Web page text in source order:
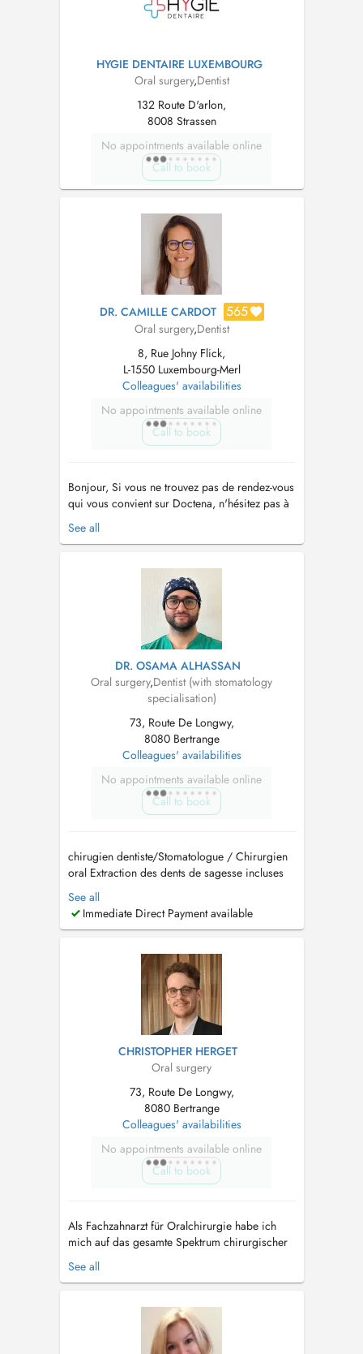
HYGIE DENTAIRE LUXEMBOURG
Oral surgery,Dentist
132 Route D'arlon,
8008 Strassen
No appointments available online
Call to book
DR. CAMILLE CARDOT 565
Oral surgery,Dentist
8, Rue Johny Flick,
L-1550 Luxembourg-Merl
Colleagues' availabilities
No appointments available online
Call to book
Bonjour, Si vous ne trouvez pas de rendez-vous
qui vous convient sur Doctena, n'hésitez pas à
nous appeler directement au cabinet +352 286
6500. Hello, If you do not find an appointment
us directly at the +352 286 6500. Extractions
See all
DR. OSAMA ALHASSAN
Oral surgery,Dentist (with stomatology
specialisation)
73, Route De Longwy,
8080 Bertrange
Colleagues' availabilities
No appointments available online
Call to book
chirugien dentiste/Stomatologue / Chirurgien
oral Extraction des dents de sagesse incluses
Implantologie et greffes osseuses (Sinus lift)
Traitement des troubles de larticulation
temporo-mandibulaire (ATM) Pathologies
Prise en charge d...
See all
Immediate Direct Payment available
CHRISTOPHER HERGET
Oral surgery
73, Route De Longwy,
8080 Bertrange
Colleagues' availabilities
No appointments available online
Call to book
Als Fachzahnarzt für Oralchirurgie habe ich
mich auf das gesamte Spektrum chirurgischer
Eingriffe im Mundbereich spezialisiert. Dazu
zählen insbesondere die Entfernung einfacher
Knochenaufbauten (Augmentationen) sowie
weitere anspruchsvolle oralchirurgische B...
See all